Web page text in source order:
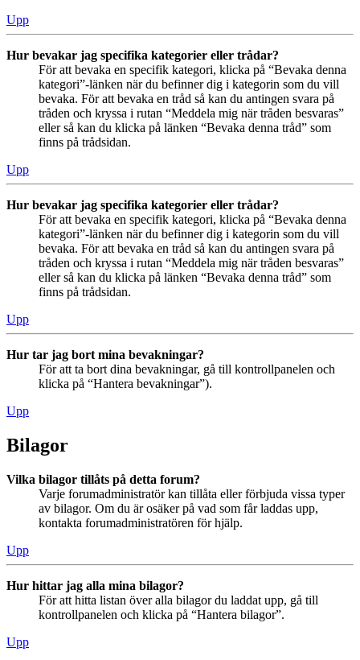
Upp
Hur bevakar jag specifika kategorier eller trådar?
För att bevaka en specifik kategori, klicka på “Bevaka denna
kategori”-länken när du befinner dig i kategorin som du vill
bevaka. För att bevaka en tråd så kan du antingen svara på
tråden och kryssa i rutan “Meddela mig när tråden besvaras”
eller så kan du klicka på länken “Bevaka denna tråd” som
finns på trådsidan.
Upp
Hur bevakar jag specifika kategorier eller trådar?
För att bevaka en specifik kategori, klicka på “Bevaka denna
kategori”-länken när du befinner dig i kategorin som du vill
bevaka. För att bevaka en tråd så kan du antingen svara på
tråden och kryssa i rutan “Meddela mig när tråden besvaras”
eller så kan du klicka på länken “Bevaka denna tråd” som
finns på trådsidan.
Upp
Hur tar jag bort mina bevakningar?
För att ta bort dina bevakningar, gå till kontrollpanelen och
klicka på “Hantera bevakningar”).
Upp
Bilagor
Vilka bilagor tillåts på detta forum?
Varje forumadministratör kan tillåta eller förbjuda vissa typer
av bilagor. Om du är osäker på vad som får laddas upp,
kontakta forumadministratören för hjälp.
Upp
Hur hittar jag alla mina bilagor?
För att hitta listan över alla bilagor du laddat upp, gå till
kontrollpanelen och klicka på “Hantera bilagor”.
Upp